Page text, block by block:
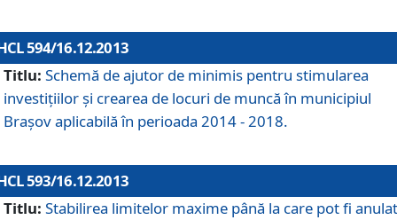
594/16.12.2013
Titlu: Schemă de ajutor de minimis pentru stimularea
investiţiilor şi crearea de locuri de muncă în municipiul
Braşov aplicabilă în perioada 2014 - 2018.
593/16.12.2013
Titlu: Stabilirea limitelor maxime până la care pot fi